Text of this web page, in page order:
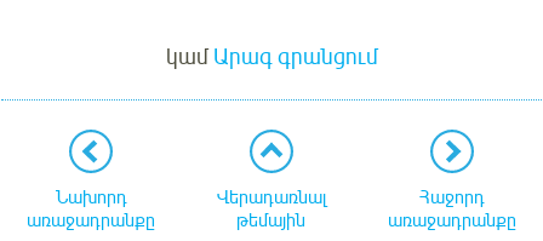
կամԱրագ գրանցում
Նախորդ
առաջադրանքը
Վերադառնալ
թեմային
Հաջորդ
առաջադրանքը